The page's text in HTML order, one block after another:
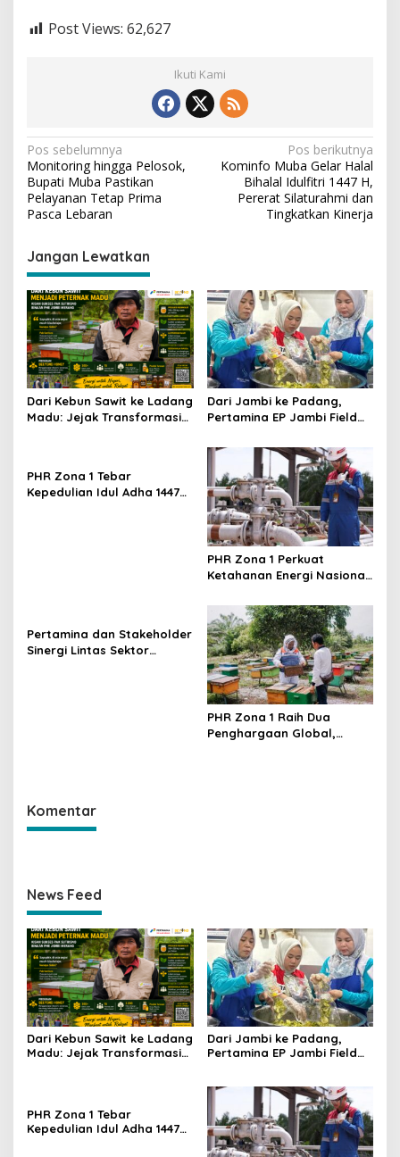
Post Views: 62,627
Ikuti Kami
N
a
v
i
g
a
s
i
p
o
s
Pos sebelumnya
Monitoring hingga Pelosok,
Bupati Muba Pastikan
Pelayanan Tetap Prima
Pasca Lebaran
Pos berikutnya
Kominfo Muba Gelar Halal
Bihalal Idulfitri 1447 H,
Pererat Silaturahmi dan
Tingkatkan Kinerja
Jangan Lewatkan
Dari Kebun Sawit ke Ladang
Madu: Jejak Transformasi
Dari Jambi ke Padang,
Pertamina EP Jambi Field
Berdaya Saing, Kelompok
KUALITAS Siap Lahirkan
Produk Unggulan Baru
PHR Zona 1 Tebar
Kepedulian Idul Adha 1447
PHR Zona 1 Perkuat
Ketahanan Energi Nasional,
Temukan Sumur Produktif
Baru di Sumatera
Pertamina dan Stakeholder
Sinergi Lintas Sektor
PHR Zona 1 Raih Dua
Penghargaan Global,
Komentar
News Feed
Dari Kebun Sawit ke Ladang
Madu: Jejak Transformasi
Dari Jambi ke Padang,
Pertamina EP Jambi Field
KUALITAS Siap Lahirkan
Produk Unggulan Baru
PHR Zona 1 Tebar
Kepedulian Idul Adha 1447